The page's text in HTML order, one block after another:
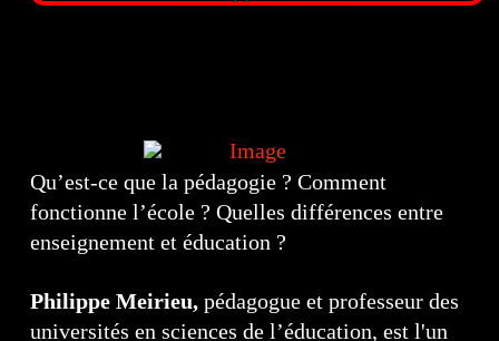
Qu’est-ce que la pédagogie ? Comment
fonctionne l’école ? Quelles différences entre
enseignement et éducation ?
Philippe Meirieu,pédagogue et professeur des
universités en sciences de l’éducation, est l'un